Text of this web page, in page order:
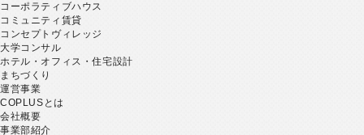
コーポラティブハウス
コミュニティ賃貸
コンセプトヴィレッジ
大学コンサル
ホテル・オフィス・住宅設計
まちづくり
運営事業
COPLUSとは
会社概要
事業部紹介